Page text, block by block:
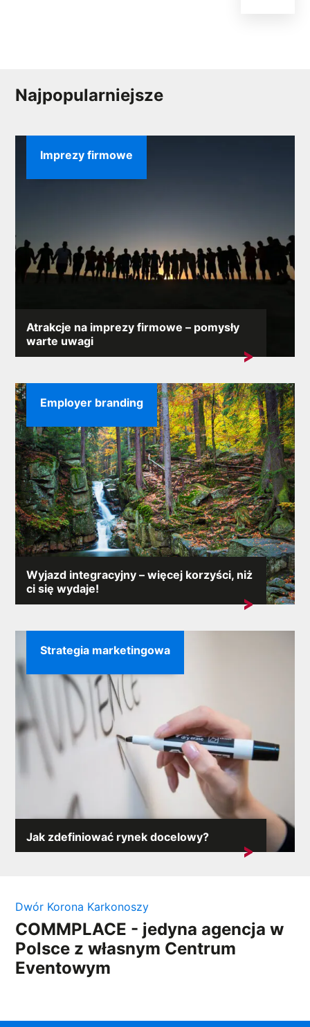
Najpopularniejsze
Atrakcje na imprezy firmowe – pomysły
warte uwagi
Podczas imprezy firmowej nie może zabraknąć części
Imprezy firmowe
Wyjazd integracyjny – więcej korzyści, niż
ci się wydaje!
Każda firma chciałaby odnosić spektakularne sukcesy
Employer branding
Jak zdefiniować rynek docelowy?
Rynek docelowy definiuje całą działalność firmy. Jego
Strategia marketingowa
Dwór Korona Karkonoszy
COMMPLACE - jedyna agencja w
Polsce z własnym Centrum
Eventowym